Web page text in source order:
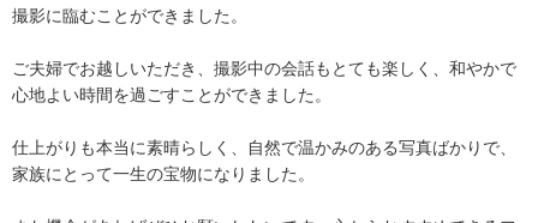
撮影に臨むことができました。
ご夫婦でお越しいただき、撮影中の会話もとても楽しく、和やかで
心地よい時間を過ごすことができました。
仕上がりも本当に素晴らしく、自然で温かみのある写真ばかりで、
家族にとって一生の宝物になりました。